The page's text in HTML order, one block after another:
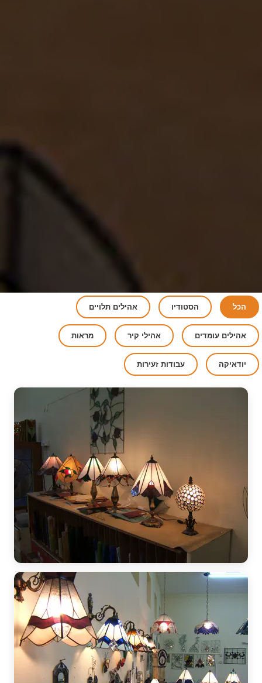
הכל הסטודיו אהילים תלויים
אהילים עומדים אהילי קיר מראות
יודאיקה עבודות זעירות